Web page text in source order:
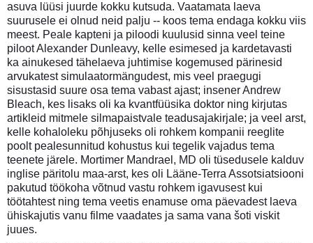
asuva lüüsi juurde kokku kutsuda. Vaatamata laeva
suurusele ei olnud neid palju -- koos tema endaga kokku viis
meest. Peale kapteni ja piloodi kuulusid sinna veel teine
piloot Alexander Dunleavy, kelle esimesed ja kardetavasti
ka ainukesed tähelaeva juhtimise kogemused pärinesid
arvukatest simulaatormängudest, mis veel praegugi
sisustasid suure osa tema vabast ajast; insener Andrew
Bleach, kes lisaks oli ka kvantfüüsika doktor ning kirjutas
artikleid mitmele silmapaistvale teadusajakirjale; ja veel arst,
kelle kohaloleku põhjuseks oli rohkem kompanii reeglite
poolt pealesunnitud kohustus kui tegelik vajadus tema
teenete järele. Mortimer Mandrael, MD oli tüsedusele kalduv
inglise päritolu maa-arst, kes oli Lääne-Terra Assotsiatsiooni
pakutud töökoha võtnud vastu rohkem igavusest kui
töötahtest ning tema veetis enamuse oma päevadest laeva
ühiskajutis vanu filme vaadates ja sama vana šoti viskit
juues.